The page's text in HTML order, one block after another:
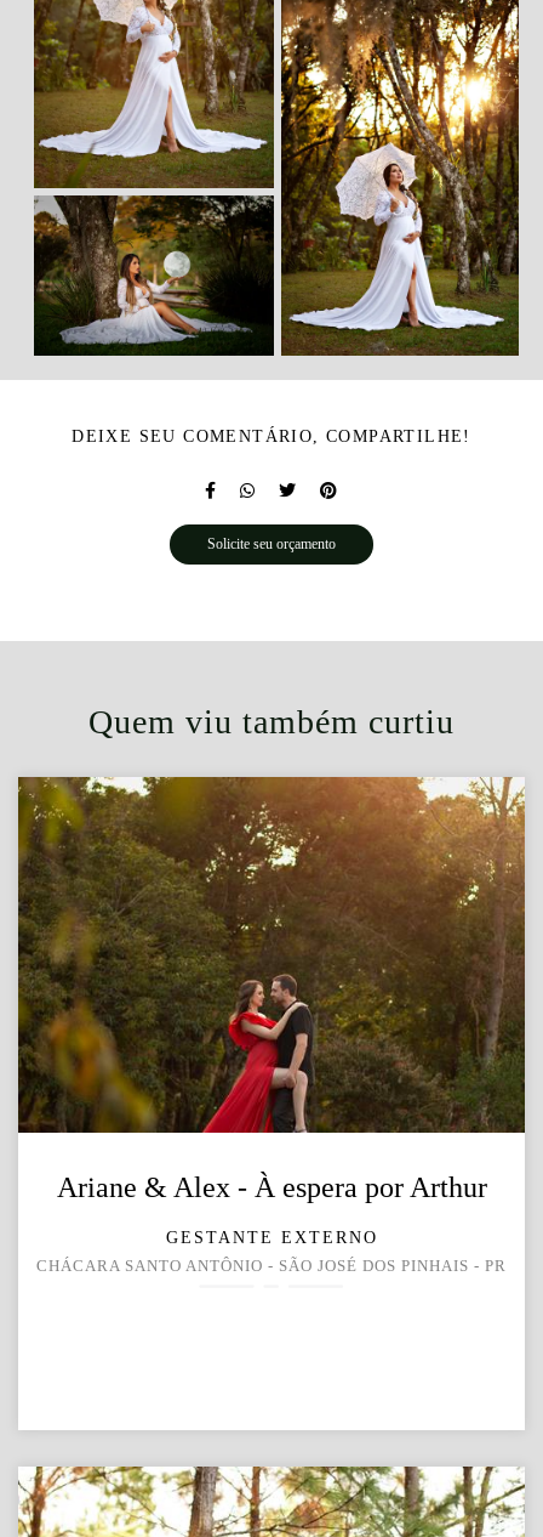
DEIXE SEU COMENTÁRIO, COMPARTILHE!
Solicite seu orçamento
Quem viu também curtiu
Ariane & Alex - À espera por Arthur
GESTANTE EXTERNO
CHÁCARA SANTO ANTÔNIO - SÃO JOSÉ DOS PINHAIS - PR